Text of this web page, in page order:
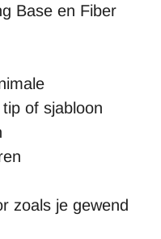
Base en Fiber
of sjabloon
zoals je gewend